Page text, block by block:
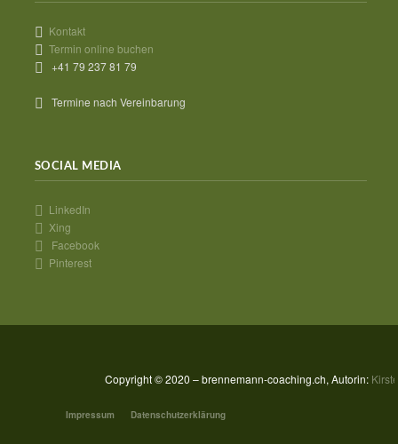
Kontakt
Termin online buchen
+41 79 237 81 79
Termine nach Vereinbarung
SOCIAL MEDIA
LinkedIn
Xing
Facebook
Pinterest
Copyright © 2020 – brennemann-coaching.ch, Autorin:
Impressum Datenschutzerklärung